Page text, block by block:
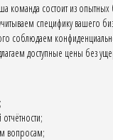
команда состоит из опытных
специфику вашего
соблюдаем
доступные цены без
вопросам;